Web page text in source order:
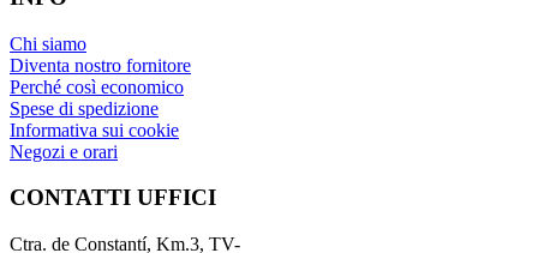
Chi siamo
Diventa nostro fornitore
Perché così economico
Spese di spedizione
Informativa sui cookie
Negozi e orari
CONTATTI UFFICI
Ctra. de Constantí, Km.3, TV-